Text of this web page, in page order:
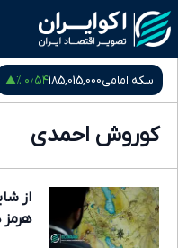
سکه امامی185,015,000۰٫۵۴ %
کوروش احمدی
از